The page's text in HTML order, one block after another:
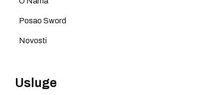
Posao Sword
Novosti
Usluge